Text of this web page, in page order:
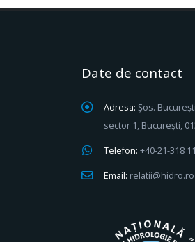
Date de contact
Adresa: Șos.
sector 1, București,
Telefon: +40-21-318
Email: relatii@hidro.ro